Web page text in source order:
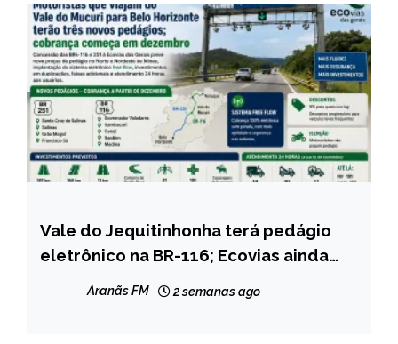
MINAS
GERAIS
NOTÍCIAS
Vale do Jequitinhonha terá pedágio
eletrônico na BR-116; Ecovias ainda
Aranãs FM 2 semanas ago